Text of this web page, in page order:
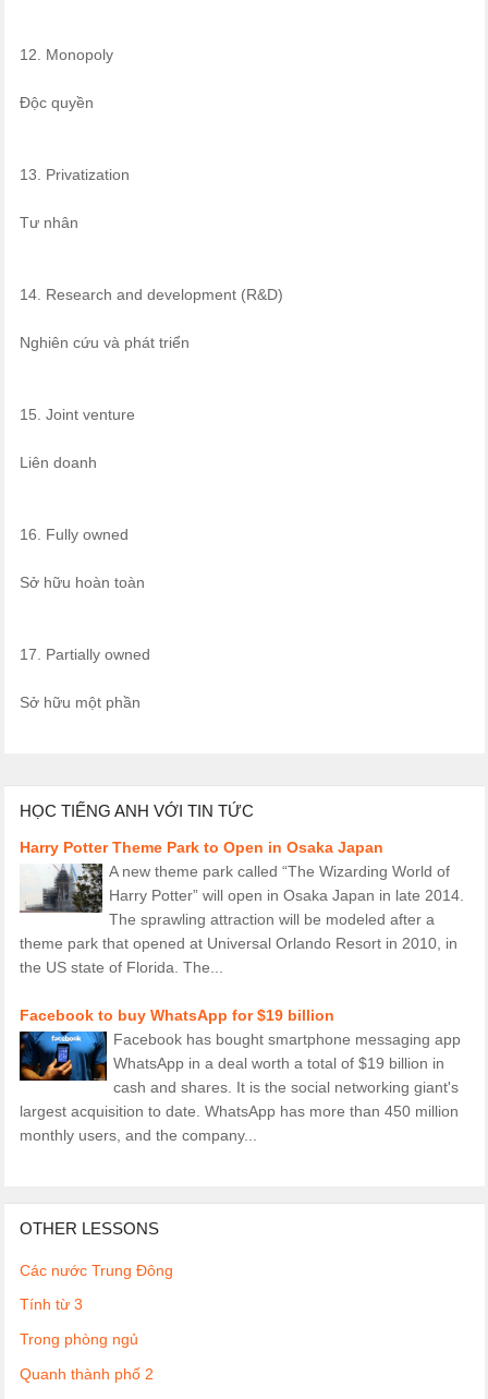
12. Monopoly
Độc quyền
13. Privatization
Tư nhân
14. Research and development (R&D)
Nghiên cứu và phát triển
15. Joint venture
Liên doanh
16. Fully owned
Sở hữu hoàn toàn
17. Partially owned
Sở hữu một phần
HỌC TIẾNG ANH VỚI TIN TỨC
Harry Potter Theme Park to Open in Osaka Japan
A new theme park called “The Wizarding World of
Harry Potter” will open in Osaka Japan in late 2014.
The sprawling attraction will be modeled after a
theme park that opened at Universal Orlando Resort in 2010, in
the US state of Florida. The...
Facebook to buy WhatsApp for $19 billion
Facebook has bought smartphone messaging app
WhatsApp in a deal worth a total of $19 billion in
cash and shares. It is the social networking giant's
largest acquisition to date. WhatsApp has more than 450 million
monthly users, and the company...
OTHER LESSONS
Các nước Trung Đông
Tính từ 3
Trong phòng ngủ
Quanh thành phố 2